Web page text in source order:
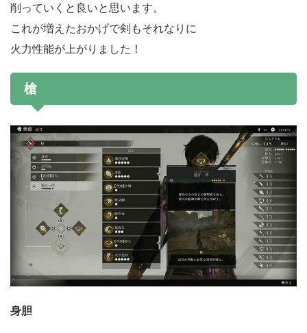
削っていくと良いと思います。
これが増えたおかげで剣もそれなりに
火力性能が上がりました！
槍
身胆